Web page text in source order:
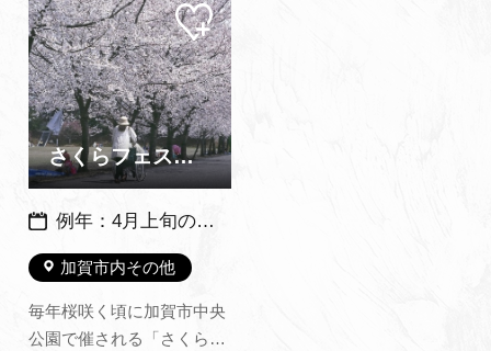
工芸）、佐々木泉景（加賀
藩御抱絵師）、森本仁平
（洋画）、硲伊之助（洋
画・陶芸）など、加賀市ゆ
かりの作家作品を収蔵して
おり、随時公開していま
す。
さくらフェスタ
加賀市内その他
例年：4月上旬の日曜日の1日に開催 2026年度は4月5日（日）に開催
毎年桜咲く頃に加賀市中央
公園で催される「さくらフ
マイ
ペー
ジに
追加